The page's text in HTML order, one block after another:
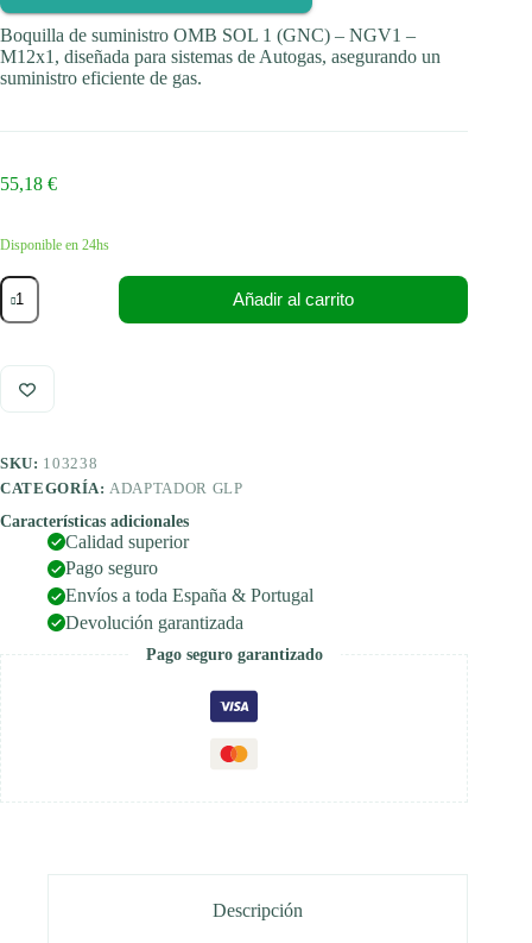
Boquilla de suministro OMB SOL 1 (GNC) – NGV1 –
M12x1, diseñada para sistemas de Autogas, asegurando un
suministro eficiente de gas.
55,18 €
Disponible en 24hs
OMB
boquilla
de
SOL
(GNC)
-
M12x1
Añadir al carrito
SKU: 103238
CATEGORÍA: ADAPTADOR GLP
Características adicionales
Calidad superior
Pago seguro
Envíos a toda España & Portugal
Devolución garantizada
Pago seguro garantizado
Descripción